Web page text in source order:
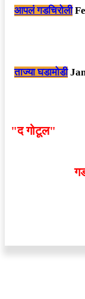
आपलं गडचिरोली
ताज्या घडामोडी
"द गोटूल"